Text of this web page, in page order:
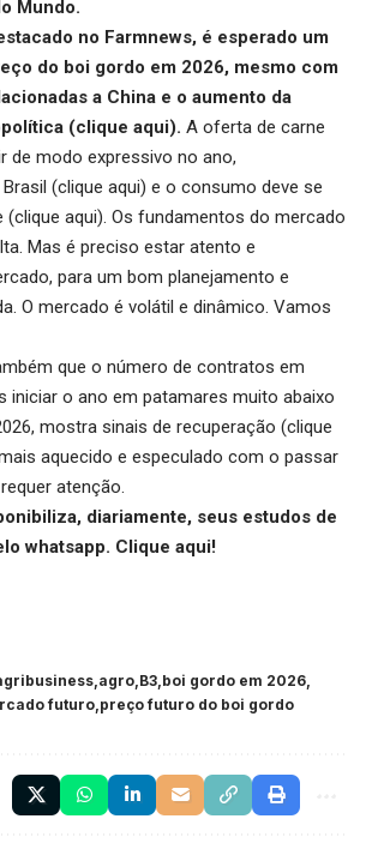
Mundo.
no Farmnews, é esperado um
do boi gordo em 2026, mesmo com
a China e o aumento da
(clique aqui). A oferta de carne
de modo expressivo no ano,
(clique aqui) e o consumo deve se
(clique aqui). Os fundamentos do mercado
Mas é preciso estar atento e
para um bom planejamento e
O mercado é volátil e dinâmico. Vamos
que o número de contratos em
iniciar o ano em patamares muito abaixo
mostra sinais de recuperação (clique
aquecido e especulado com o passar
atenção.
diariamente, seus estudos de
whatsapp. Clique aqui!
agro B3 boi gordo em 2026
futuro preço futuro do boi gordo